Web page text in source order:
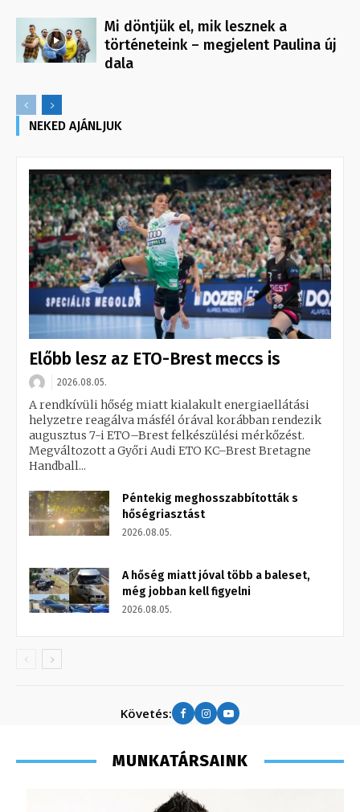
Mi döntjük el, mik lesznek a
történeteink – megjelent Paulina új
dala
NEKED AJÁNLJUK
Előbb lesz az ETO-Brest meccs is
2026.08.05.
A rendkívüli hőség miatt kialakult energiaellátási
helyzetre reagálva másfél órával korábban rendezik
augusztus 7-i ETO–Brest felkészülési mérkőzést.
Megváltozott a Győri Audi ETO KC–Brest Bretagne
Handball...
Péntekig meghosszabbították s
hőségriasztást
2026.08.05.
A hőség miatt jóval több a baleset,
még jobban kell figyelni
2026.08.05.
Követés:
MUNKATÁRSAINK